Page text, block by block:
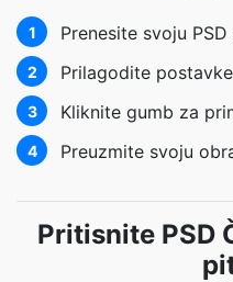
1 Prenesite svoju PSD
2 Prilagodite postavke
3 Kliknite gumb za
4 Preuzmite svoju
Pritisnite PSD